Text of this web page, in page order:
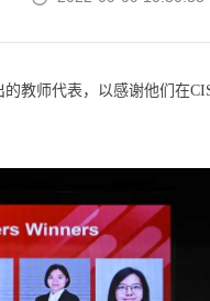
教师代表，以感谢他们在